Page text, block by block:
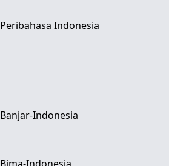
Peribahasa Indonesia
Banjar-Indonesia